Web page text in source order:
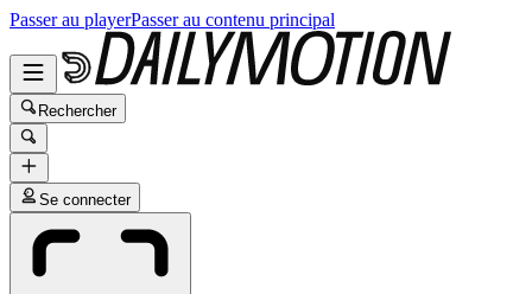
Passer au playerPasser au contenu principal
Rechercher
Se connecter